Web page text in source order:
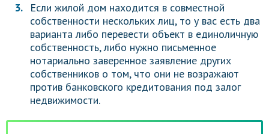
Если жилой дом находится в совместной
собственности нескольких лиц, то у вас есть два
варианта либо перевести объект в единоличную
собственность, либо нужно письменное
нотариально заверенное заявление других
собственников о том, что они не возражают
против банковского кредитования под залог
недвижимости.